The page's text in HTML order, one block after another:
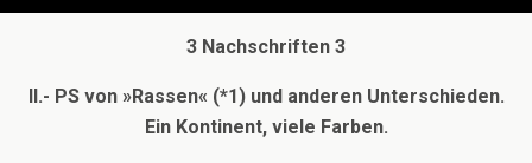
3 Nachschriften 3
II.- PS von »Rassen« (*1) und anderen Unterschieden.
Ein Kontinent, viele Farben.